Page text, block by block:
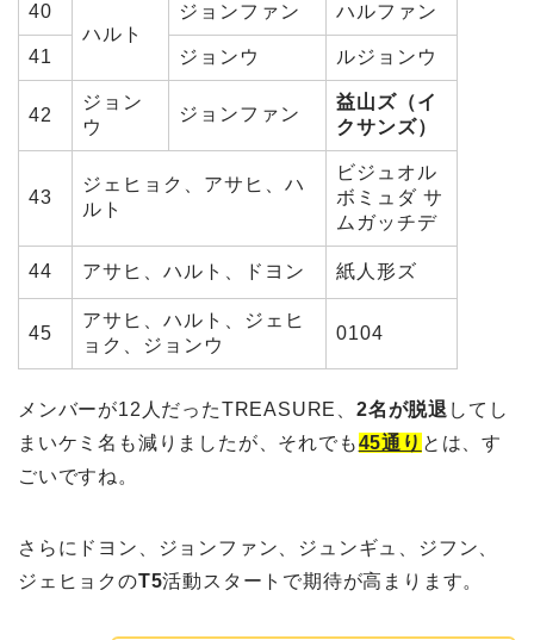
40
ハルト
ジョンファン ハルファン
41 ジョンウ ルジョンウ
42
ジョン
ウ
ジョンファン
益山ズ（イ
クサンズ）
43
ジェヒョク、アサヒ、ハ
ルト
ビジュオル
ボミュダ サ
ムガッチデ
44 アサヒ、ハルト、ドヨン 紙人形ズ
45
アサヒ、ハルト、ジェヒ
ョク、ジョンウ
0104
メンバーが12人だったTREASURE、 2名が脱退 してし
まいケミ名も減りましたが、それでも45通り とは、す
ごいですね。
さらにドヨン、ジョンファン、ジュンギュ、ジフン、
ジェヒョクのT5活動スタートで期待が高まります。